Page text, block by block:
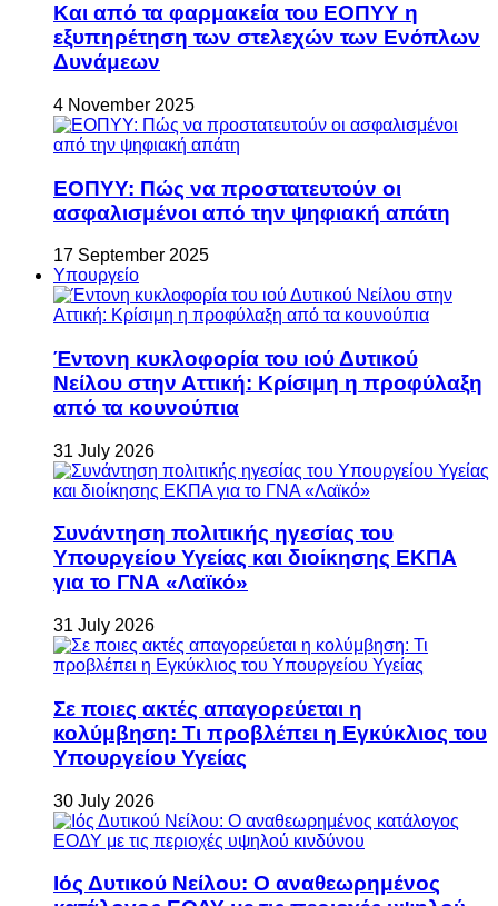
Και από τα φαρμακεία του ΕΟΠΥΥ η
εξυπηρέτηση των στελεχών των Ενόπλων
Δυνάμεων
4 November 2025
ΕΟΠΥΥ: Πώς να προστατευτούν οι
ασφαλισμένοι από την ψηφιακή απάτη
17 September 2025
Υπουργείο
Έντονη κυκλοφορία του ιού Δυτικού
Νείλου στην Αττική: Κρίσιμη η προφύλαξη
από τα κουνούπια
31 July 2026
Συνάντηση πολιτικής ηγεσίας του
Υπουργείου Υγείας και διοίκησης ΕΚΠΑ
για το ΓΝΑ «Λαϊκό»
31 July 2026
Σε ποιες ακτές απαγορεύεται η
κολύμβηση: Τι προβλέπει η Εγκύκλιος του
Υπουργείου Υγείας
30 July 2026
Ιός Δυτικού Νείλου: Ο αναθεωρημένος